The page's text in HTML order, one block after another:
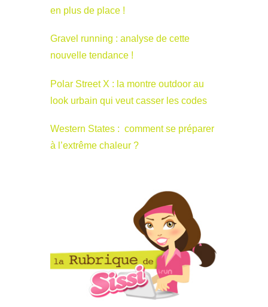
en plus de place !
Gravel running : analyse de cette
nouvelle tendance !
Polar Street X : la montre outdoor au
look urbain qui veut casser les codes
Western States : comment se préparer
à l’extrême chaleur ?